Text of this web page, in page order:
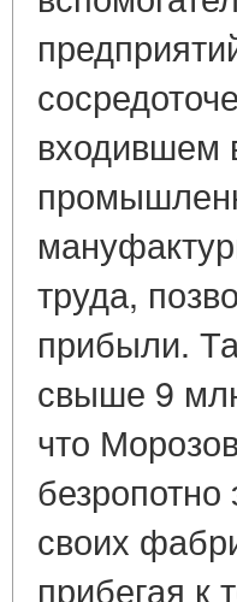
входившем
труда,
прибыли.
свыше 9
что
безропотно
своих
прибегая к